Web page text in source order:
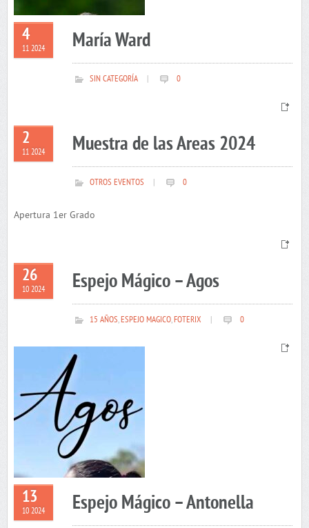
4
11 2024 María Ward
SIN CATEGORÍA 0
2
11 2024 Muestra de las Areas 2024
OTROS EVENTOS 0
Apertura 1er Grado
26
10 2024 Espejo Mágico – Agos
15 AÑOS,ESPEJO MAGICO,FOTERIX 0
13
10 2024 Espejo Mágico – Antonella